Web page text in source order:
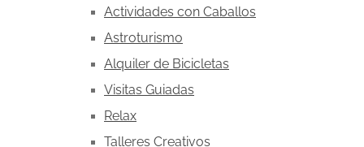
Actividades con Caballos
Astroturismo
Alquiler de Bicicletas
Visitas Guiadas
Relax
Talleres Creativos